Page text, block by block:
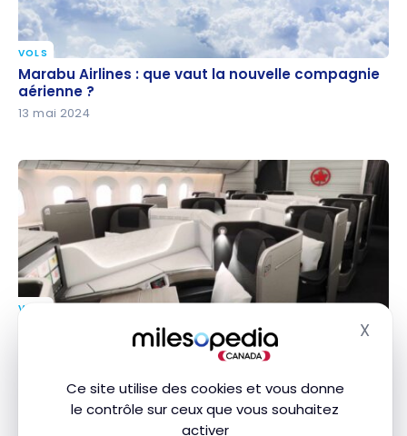
Ce site utilise des cookies et vous donne
le contrôle sur ceux que vous souhaitez
activer
X
Marabu Airlines : que vaut la nouvelle compagnie
aérienne ?
VOLS
Marabu Airlines : que vaut la nouvelle compagnie
aérienne ?
13 mai 2024
Avis : Air Canada B787-8 Classe Affaires | Toronto –
VOLS
Avis : Air Canada B787-8 Classe Affaires | Toronto